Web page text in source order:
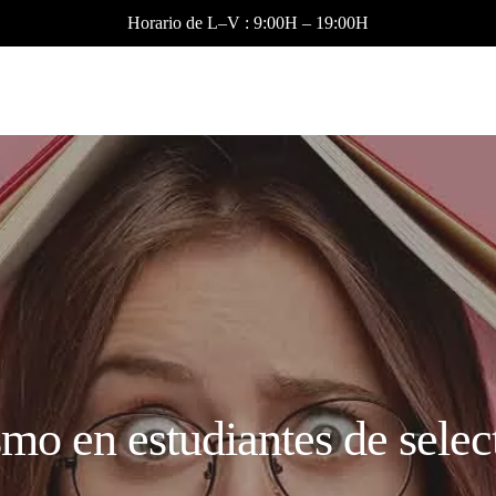
Horario de L–V : 9:00H – 19:00H
en estudiantes de